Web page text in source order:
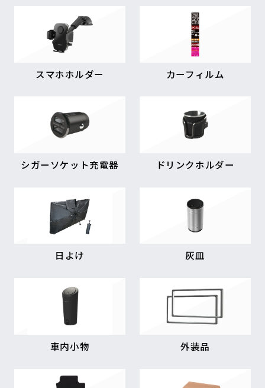
スマホホルダー カーフィルム
シガーソケット充電器 ドリンクホルダー
日よけ 灰皿
車内小物 外装品